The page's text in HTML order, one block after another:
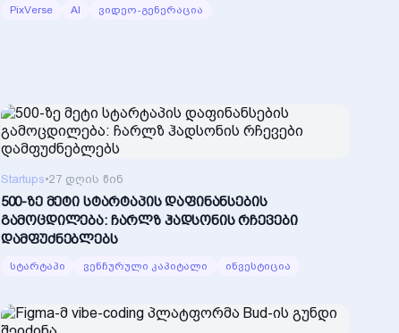
PixVerse AI ვიდეო-გენერაცია
Startups•27 დღის წინ
500-ზე მეტი სტარტაპის დაფინანსების
გამოცდილება: ჩარლზ ჰადსონის რჩევები
დამფუძნებლებს
სტარტაპი ვენჩურული კაპიტალი ინვესტიცია